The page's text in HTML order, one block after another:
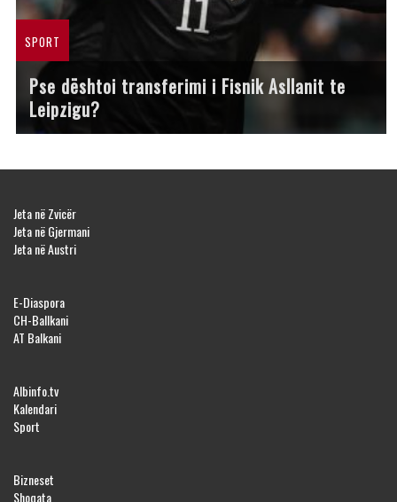
SPORT
Pse dështoi transferimi i Fisnik Asllanit te
Leipzigu?
Jeta në Zvicër
Jeta në Gjermani
Jeta në Austri
E-Diaspora
CH-Ballkani
AT Balkani
Albinfo.tv
Kalendari
Sport
Bizneset
Shoqata